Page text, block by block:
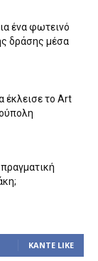
ένα φωτεινό
δράσης μέσα
έκλεισε το Art
ΚΆΝΤΕ LIKE